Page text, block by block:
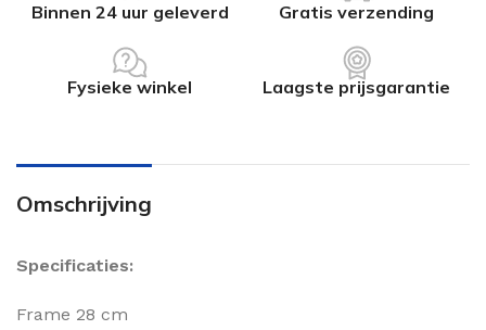
Binnen 24 uur geleverd Gratis verzending
Fysieke winkel Laagste prijsgarantie
Omschrijving
Specificaties:
Frame 28 cm